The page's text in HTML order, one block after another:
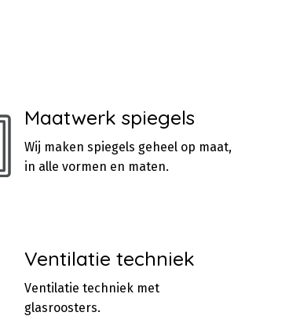
Maatwerk spiegels
Wij maken spiegels geheel op maat,
in alle vormen en maten.
Ventilatie techniek
Ventilatie techniek met
glasroosters.